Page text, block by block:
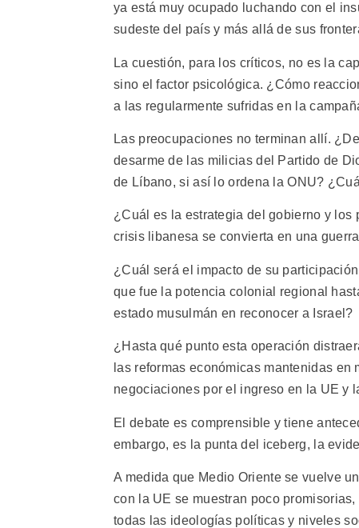
ya está muy ocupado luchando con el
sudeste del país y más allá de sus
La cuestión, para los críticos, no es la
sino el factor psicológica. ¿Cómo
a las regularmente sufridas en la
Las preocupaciones no terminan allí.
desarme de las milicias del Partido de
de Líbano, si así lo ordena la ONU?
¿Cuál es la estrategia del gobierno y los
crisis libanesa se convierta en una
¿Cuál será el impacto de su
que fue la potencia colonial regional
estado musulmán en reconocer a Israel?
¿Hasta qué punto esta operación
las reformas económicas mantenidas
negociaciones por el ingreso en la UE y
El debate es comprensible y tiene
embargo, es la punta del iceberg, la
A medida que Medio Oriente se vuelve
con la UE se muestran poco
todas las ideologías políticas y niveles